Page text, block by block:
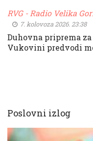
RVG - Radio Velika
7. kolovoza 2026. 23:38
Duhovna priprema
Vukovini predvodi
Poslovni izlog